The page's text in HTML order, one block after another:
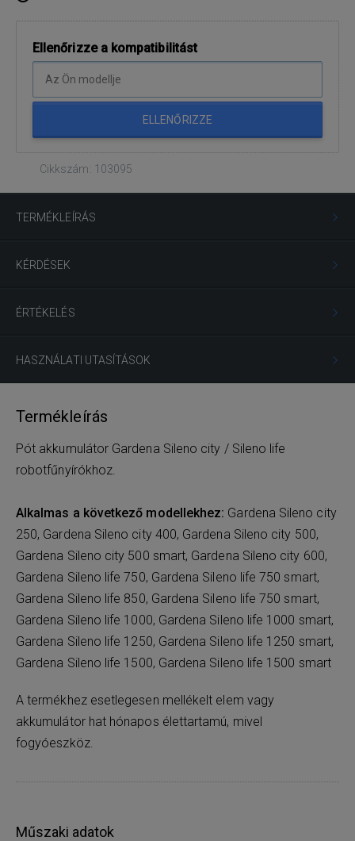
Ellenőrizze a kompatibilitást
ELLENŐRIZZE
Cikkszám: 103095
TERMÉKLEÍRÁS
KÉRDÉSEK
ÉRTÉKELÉS
HASZNÁLATI UTASÍTÁSOK
Termékleírás
Pót akkumulátor Gardena Sileno city / Sileno life
robotfűnyírókhoz.
Alkalmas a következő modellekhez: Gardena Sileno city
250, Gardena Sileno city 400, Gardena Sileno city 500,
Gardena Sileno city 500 smart, Gardena Sileno city 600,
Gardena Sileno life 750, Gardena Sileno life 750 smart,
Gardena Sileno life 850, Gardena Sileno life 750 smart,
Gardena Sileno life 1000, Gardena Sileno life 1000 smart,
Gardena Sileno life 1250, Gardena Sileno life 1250 smart,
Gardena Sileno life 1500, Gardena Sileno life 1500 smart
A termékhez esetlegesen mellékelt elem vagy
akkumulátor hat hónapos élettartamú, mivel
fogyóeszköz.
Műszaki adatok